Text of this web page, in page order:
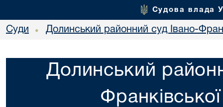
Судова влада
Суди • Долинський районний суд Івано-
Долинський